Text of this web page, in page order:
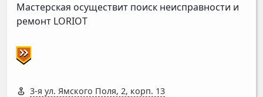
Мастерская осуществит поиск неисправности и
ремонт LORIOT
3-я ул. Ямского Поля, 2, корп. 13